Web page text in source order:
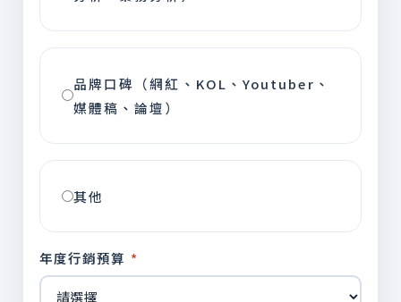
品牌口碑（網紅、KOL、Youtuber、
媒體稿、論壇）
其他
年度行銷預算 *